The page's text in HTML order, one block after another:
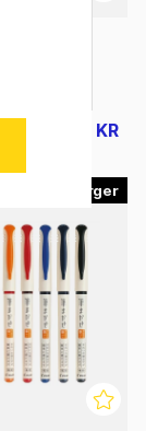
108 KR